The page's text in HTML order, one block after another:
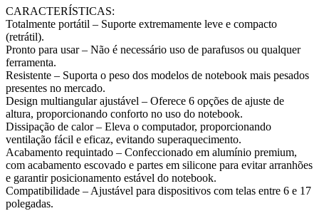
CARACTERÍSTICAS:
Totalmente portátil – Suporte extremamente leve e compacto
(retrátil).
Pronto para usar – Não é necessário uso de parafusos ou qualquer
ferramenta.
Resistente – Suporta o peso dos modelos de notebook mais pesados
presentes no mercado.
Design multiangular ajustável – Oferece 6 opções de ajuste de
altura, proporcionando conforto no uso do notebook.
Dissipação de calor – Eleva o computador, proporcionando
ventilação fácil e eficaz, evitando superaquecimento.
Acabamento requintado – Confeccionado em alumínio premium,
com acabamento escovado e partes em silicone para evitar arranhões
e garantir posicionamento estável do notebook.
Compatibilidade – Ajustável para dispositivos com telas entre 6 e 17
polegadas.